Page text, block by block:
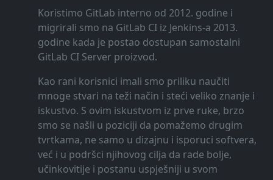
Koristimo GitLab interno od 2012. godine i
migrirali smo na GitLab CI iz Jenkins-a 2013.
godine kada je postao dostupan samostalni
GitLab CI Server proizvod.
Kao rani korisnici imali smo priliku naučiti
mnoge stvari na teži način i steći veliko znanje i
iskustvo. S ovim iskustvom iz prve ruke, brzo
smo se našli u poziciji da pomažemo drugim
tvrtkama, ne samo u dizajnu i isporuci softvera,
već i u podršci njihovog cilja da rade bolje,
učinkovitije i postanu uspješniji u svom